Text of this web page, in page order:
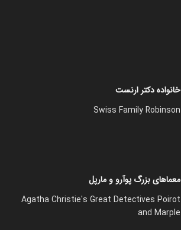
خانواده دکتر ارنست
Swiss Family Robinson
معماهای بزرگ پوآرو و مارپل
Agatha Christie's Great Detectives Poirot
and Marple